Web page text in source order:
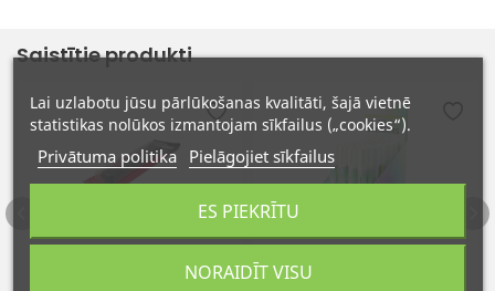
Saistītie produkti
Apavu auklas 90 cm Korekcijas zīmuli
Lai uzlabotu jūsu pārlūkošanas kvalitāti, šajā vietnē
statistikas nolūkos izmantojam sīkfailus („cookies“).
Privātuma politika Pielāgojiet sīkfailus
NORAIDĪT VISU
ES PIEKRĪTU